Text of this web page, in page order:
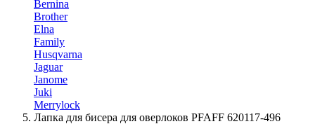
Bernina
Brother
Elna
Family
Husqvarna
Jaguar
Janome
Juki
Merrylock
Лапка для бисера для оверлоков PFAFF 620117-496